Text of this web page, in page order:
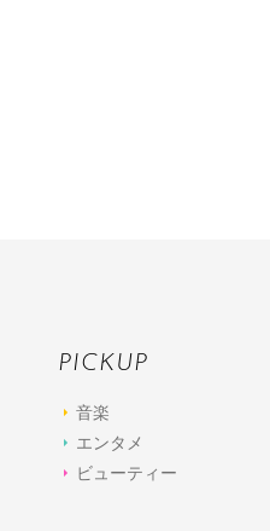
PICKUP
音楽
エンタメ
ビューティー